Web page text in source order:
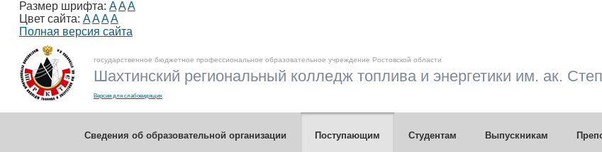
Размер шрифта: AAA
Цвет сайта: AAAA
Полная версия сайта
государственное бюджетное профессиональное образовательное учреждение Ростовской области
Шахтинский региональный колледж топлива и энергетики им. ак.
Версия для слабовидящих
Сведения об образовательной организации Поступающим Студентам Выпускникам